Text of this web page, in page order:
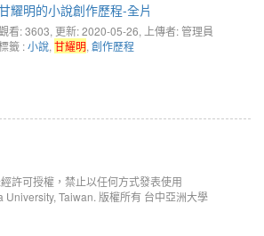
耀明的小說創作歷程-全片
看: 3603, 更新: 2020-05-26, 上傳者: 管理員
籤 :小說, 甘耀明, 創作歷程
許可授權，禁止以任何方式發表使用
Taiwan. 版權所有 台中亞洲大學